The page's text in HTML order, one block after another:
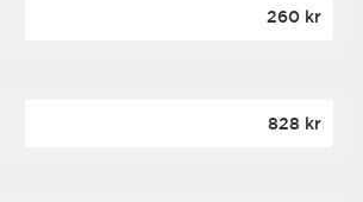
260 kr
828 kr